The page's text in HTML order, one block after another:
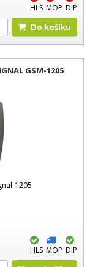
HLS MOP DIP
Do košíku
GSM-1205
1205
HLS MOP DIP